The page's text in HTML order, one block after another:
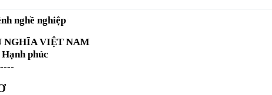
nghề nghiệp
NGHĨA VIỆT NAM
phúc